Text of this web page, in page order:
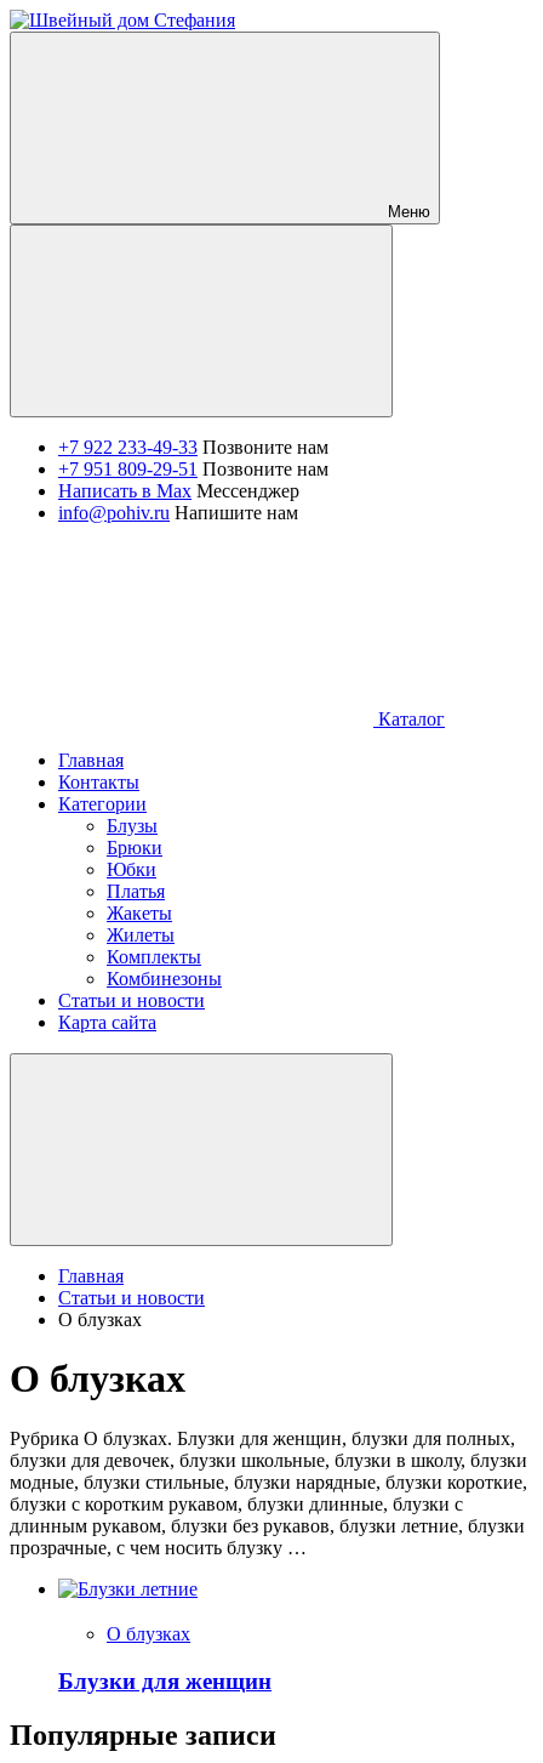
Меню
+7 922 233-49-33 Позвоните нам
+7 951 809-29-51 Позвоните нам
Написать в Max Мессенджер
info@pohiv.ru Напишите нам
Каталог
Главная
Контакты
Категории
Блузы
Брюки
Юбки
Платья
Жакеты
Жилеты
Комплекты
Комбинезоны
Статьи и новости
Карта сайта
Главная
Статьи и новости
О блузках
О блузках
Рубрика О блузках. Блузки для женщин, блузки для полных,
блузки для девочек, блузки школьные, блузки в школу, блузки
модные, блузки стильные, блузки нарядные, блузки короткие,
блузки с коротким рукавом, блузки длинные, блузки с
длинным рукавом, блузки без рукавов, блузки летние, блузки
прозрачные, с чем носить блузку …
О блузках
Блузки для женщин
Популярные записи